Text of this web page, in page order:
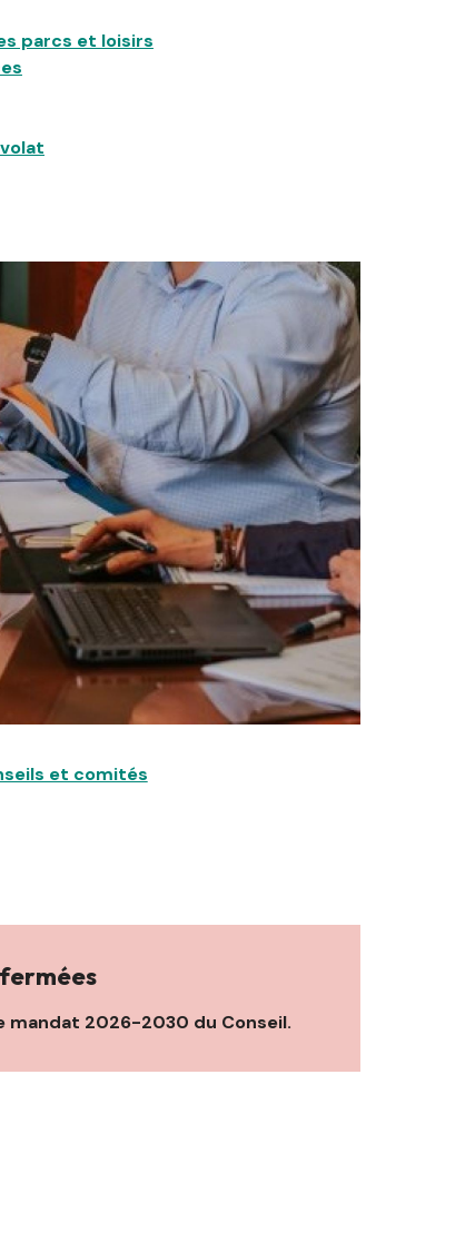
parcs et loisirs
et comités
mandat 2026-2030 du Conseil.